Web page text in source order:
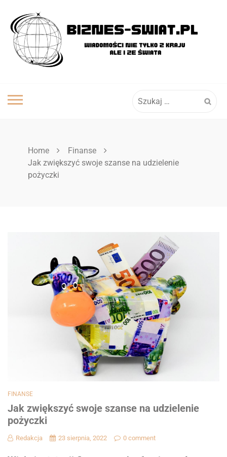
content
Home
Finanse
Jak zwiększyć swoje szanse na udzielenie
pożyczki
FINANSE
Jak zwiększyć swoje szanse na udzielenie
pożyczki
Redakcja 23 sierpnia, 2022 0 comment